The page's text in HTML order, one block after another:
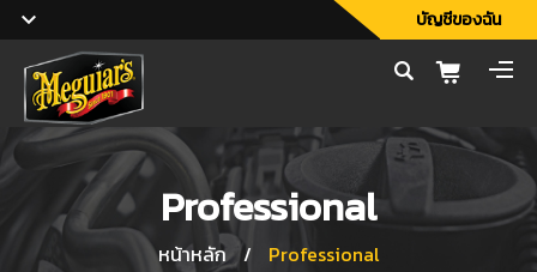
บัญชีของฉัน
Professional
หน้าหลัก / Professional